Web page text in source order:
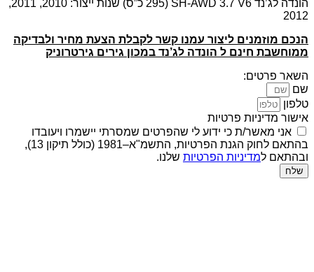
הונדה לג’נד SH-AWD 3.7 V6 (295 כ”ס) שנות ייצור: 2010, 2011,
2012
הנכם מוזמנים ליצור עמנו קשר לקבלת הצעת מחיר ולבדיקה
ממוחשבת חינם ל הונדה לג’נד במכון גירים גירטרוניק
השאר פרטים:
שם
טלפון
אישור מדיניות פרטיות
אני מאשר/ת כי ידוע לי שהפרטים שמסרתי יישמרו ויעובדו
בהתאם לחוק הגנת הפרטיות, התשמ"א–1981 (כולל תיקון 13),
ובהתאם למדיניות הפרטיות שלנו.
שלח